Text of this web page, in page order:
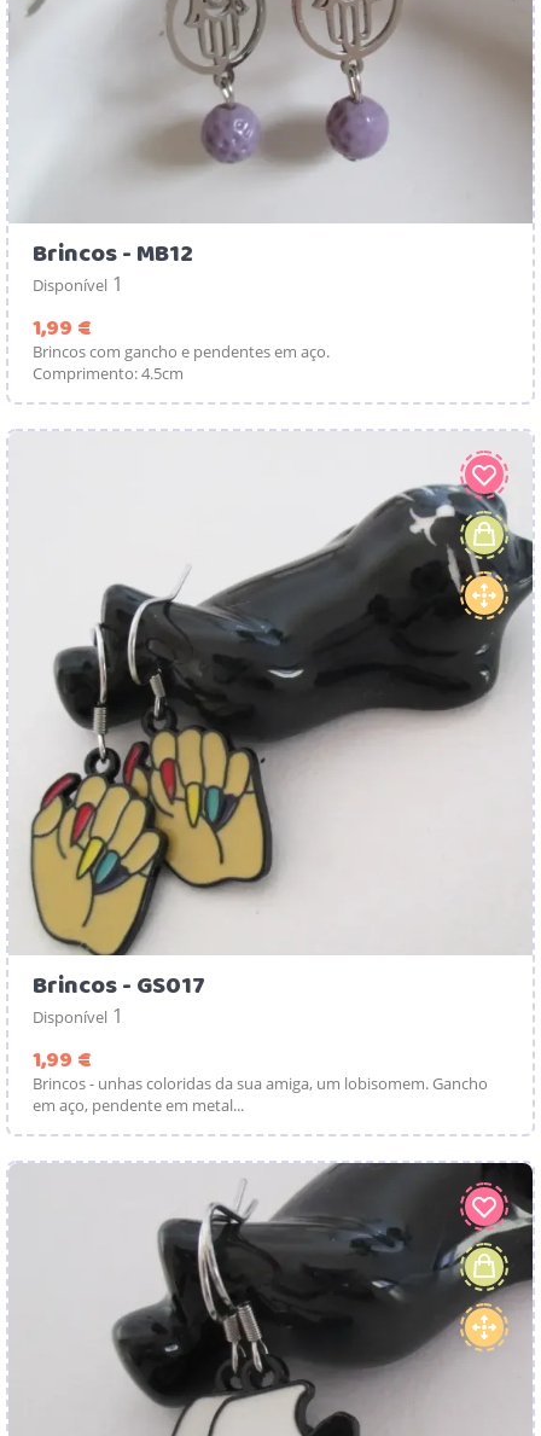
Brincos - MB12
Disponível 1
1,99 €
Brincos com gancho e pendentes em aço.
Comprimento: 4.5cm
Brincos - GS017
Disponível 1
1,99 €
Brincos - unhas coloridas da sua amiga, um lobisomem. Gancho
em aço, pendente em metal...